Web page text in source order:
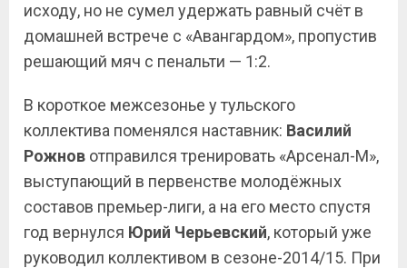
исходу, но не сумел удержать равный счёт в
домашней встрече с «Авангардом», пропустив
решающий мяч с пенальти — 1:2.
В короткое межсезонье у тульского
коллектива поменялся наставник: Василий
Рожнов отправился тренировать «Арсенал-М»,
выступающий в первенстве молодёжных
составов премьер-лиги, а на его место спустя
год вернулся Юрий Черьевский, который уже
руководил коллективом в сезоне-2014/15. При